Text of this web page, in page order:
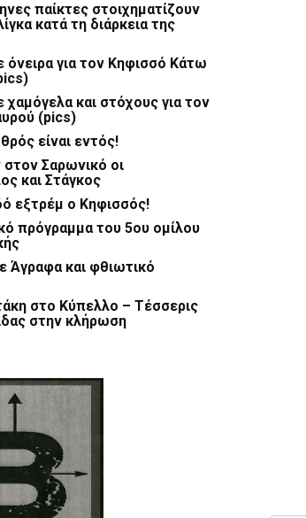
παίκτες στοιχηματίζουν
κατά τη διάρκεια της
όνειρα για τον Κηφισσό Κάτω
και στόχους για τον
(pics)
είναι εντός!
στον Σαρωνικό οι
και Στάγκος
εξτρέμ ο Κηφισσός!
πρόγραμμα του 5ου ομίλου
Άγραφα και φθιωτικό
στο Κύπελλο – Τέσσερις
στην κλήρωση